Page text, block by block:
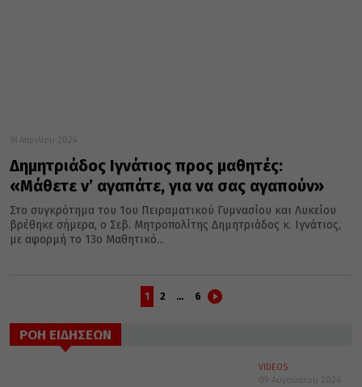
18 Απριλίου 2024
Δημητριάδος Ιγνάτιος προς μαθητές:
«Μάθετε ν’ αγαπάτε, για να σας αγαπούν»
Στο συγκρότημα του 1ου Πειραματικού Γυμνασίου και Λυκείου
βρέθηκε σήμερα, ο Σεβ. Μητροπολίτης Δημητριάδος κ. Ιγνάτιος,
με αφορμή το 13ο Μαθητικό...
1 2 … 6
ΡΟΗ ΕΙΔΗΣΕΩΝ
VIDEOS
09 Αυγούστου 2026